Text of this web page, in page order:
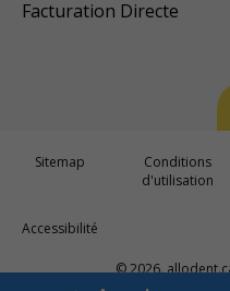
Facturation Directe
© 2026.
Sitemap
Conditions
d'utilisation
Accessibilité